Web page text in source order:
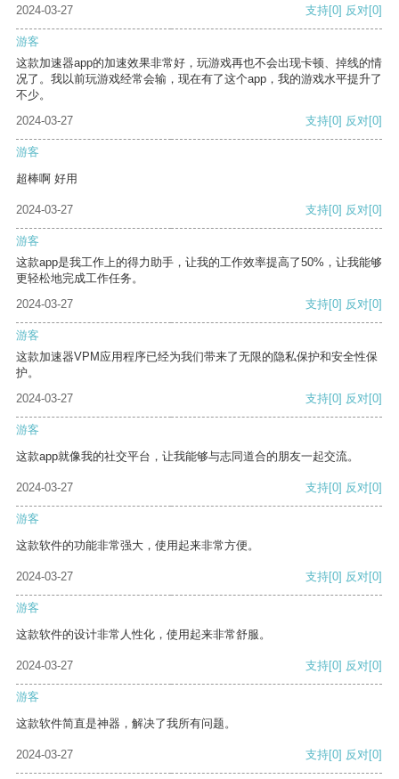
2024-03-27 支持[0] 反对[0]
游客
这款加速器app的加速效果非常好，玩游戏再也不会出现卡顿、掉线的情
况了。我以前玩游戏经常会输，现在有了这个app，我的游戏水平提升了
不少。
2024-03-27
支持[0] 反对[0]
游客
超棒啊 好用
2024-03-27 支持[0] 反对[0]
游客
这款app是我工作上的得力助手，让我的工作效率提高了50%，让我能够
更轻松地完成工作任务。
2024-03-27
支持[0] 反对[0]
游客
这款加速器VPM应用程序已经为我们带来了无限的隐私保护和安全性保
护。
2024-03-27
支持[0] 反对[0]
游客
这款app就像我的社交平台，让我能够与志同道合的朋友一起交流。
2024-03-27 支持[0] 反对[0]
游客
这款软件的功能非常强大，使用起来非常方便。
2024-03-27 支持[0] 反对[0]
游客
这款软件的设计非常人性化，使用起来非常舒服。
2024-03-27 支持[0] 反对[0]
游客
这款软件简直是神器，解决了我所有问题。
2024-03-27 支持[0] 反对[0]